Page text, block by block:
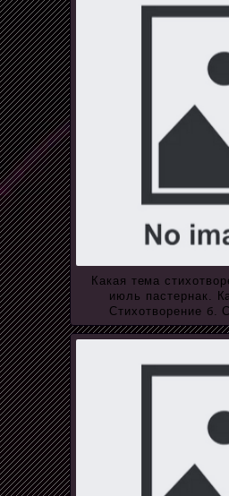
Какая тема
июль пастернак.
Стихотворение б.